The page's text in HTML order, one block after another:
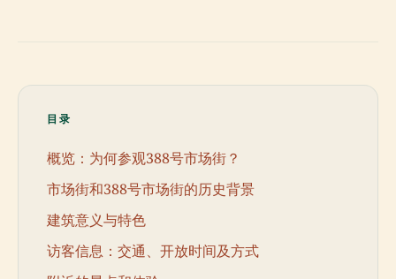
目录
概览：为何参观388号市场街？
市场街和388号市场街的历史背景
建筑意义与特色
访客信息：交通、开放时间及方式